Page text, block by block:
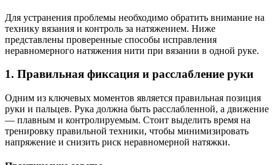
Для устранения проблемы необходимо обратить внимание на
технику вязания и контроль за натяжением. Ниже
представлены проверенные способы исправления
неравномерного натяжения нити при вязании в одной руке.
1. Правильная фиксация и расслабление руки
Одним из ключевых моментов является правильная позиция
руки и пальцев. Рука должна быть расслабленной, а движение
— плавным и контролируемым. Стоит выделить время на
тренировку правильной техники, чтобы минимизировать
напряжение и снизить риск неравномерной натяжки.